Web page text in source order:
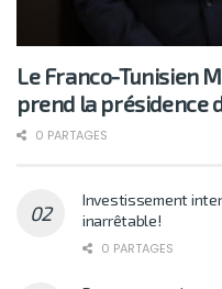
Le Franco-Tunisien
prend la présidence
0 PARTAGES
Investissement
inarrêtable!
0 PARTAGES